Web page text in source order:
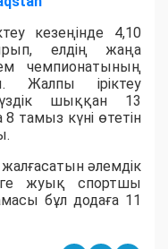
кезеңінде 4,10
елдің жаңа
чемпионатының
Жалпы іріктеу
шыққан 13
тамыз күні өтетін
әлемдік
ге жуық спортшы
бұл додаға 11